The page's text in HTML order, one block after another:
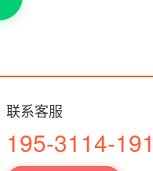
联系客服
195-3114-